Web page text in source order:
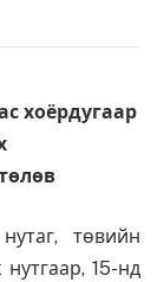
хоёрдугаар
төвийн
15-нд